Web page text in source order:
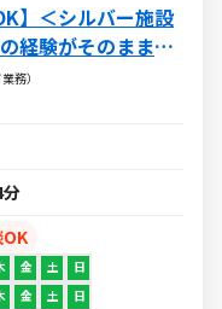
】＜シルバー施設
経験がそのまま仕
お得な社割／全国
グループ！
務）
金 土 日
金 土 日